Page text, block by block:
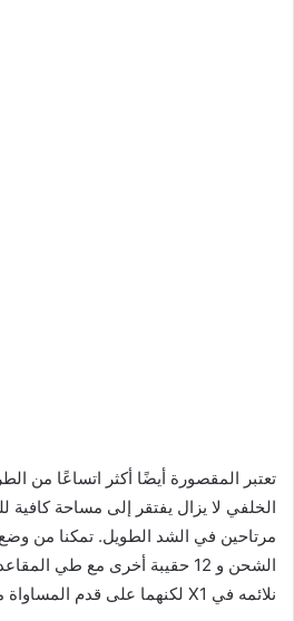
تعتبر المقصورة أيضًا أكثر اتساعًا من
الخلفي لا يزال يفتقر إلى مساحة كافية
مرتاحين في الشد الطويل. تمكنا من
الشحن و 12 حقيبة أخرى مع طي
نلائمه في X1 لكنهما على قدم المساواة مع Jaguar E-Pace.